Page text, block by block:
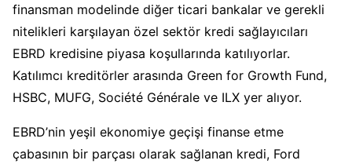
finansman modelinde diğer ticari bankalar ve gerekli
nitelikleri karşılayan özel sektör kredi sağlayıcıları
EBRD kredisine piyasa koşullarında katılıyorlar.
Katılımcı kreditörler arasında Green for Growth Fund,
HSBC, MUFG, Société Générale ve ILX yer alıyor.
EBRD’nin yeşil ekonomiye geçişi finanse etme
çabasının bir parçası olarak sağlanan kredi, Ford